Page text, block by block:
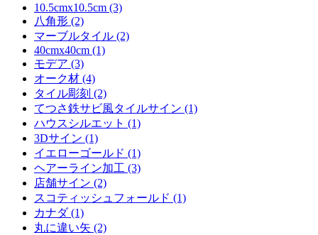
10.5cmx10.5cm (3)
八角形 (2)
マーブルタイル (2)
40cmx40cm (1)
モデア (3)
オーク材 (4)
タイル彫刻 (2)
てつさ鉄サビ風タイルサイン (1)
ハウスシルエット (1)
3Dサイン (1)
イエローゴールド (1)
ヘアーライン加工 (3)
店舗サイン (2)
スコティッシュフォールド (1)
カナダ (1)
丸に違い矢 (2)